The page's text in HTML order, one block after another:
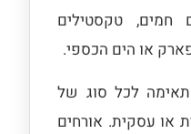
חמים, טקסטילים
או הים הכספי.
לכל סוג של
או עסקית. אורחים